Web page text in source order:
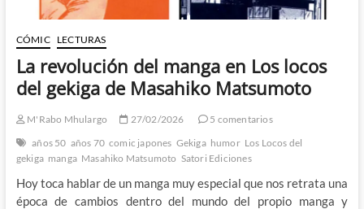
CÓMIC LECTURAS
La revolución del manga en Los locos
del gekiga de Masahiko Matsumoto
M'Rabo Mhulargo 27/02/2026
5 comentarios
años 50 años 70 comic japones Gekiga humor Los Locos del
gekiga manga Masahiko Matsumoto Satori Ediciones
Hoy toca hablar de un manga muy especial que nos retrata una
época de cambios dentro del mundo del propio manga y